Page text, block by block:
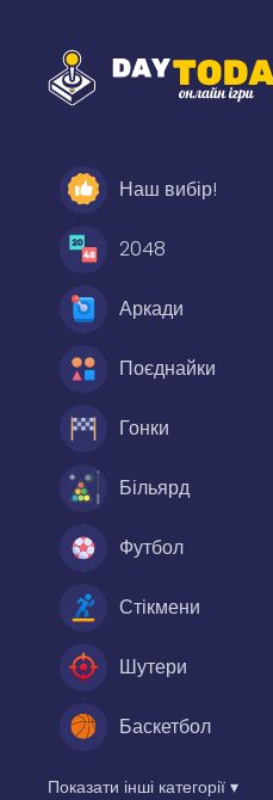
Наш вибір!
2048
Аркади
Поєднайки
Гонки
Більярд
Футбол
Стікмени
Шутери
Баскетбол
Показати інші категорії ▾